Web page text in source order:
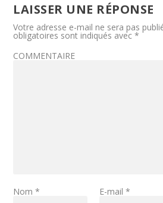
LAISSER UNE RÉPONSE
Votre adresse e-mail ne sera pas
obligatoires sont indiqués avec*
COMMENTAIRE
Nom* E-mail *